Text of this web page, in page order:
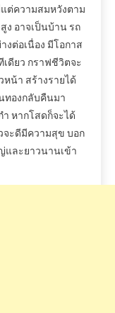
ต่ความสมหวังตาม
ง อาจเป็นบ้าน รถ
งต่อเนื่อง มีโอกาส
เดียว กราฟชีวิตจะ
หน้า สร้างรายได้
ทองกลับคืนมา
ำ หากโสดก็จะได้
จะดีมีความสุข บอก
และยาวนานเข้า